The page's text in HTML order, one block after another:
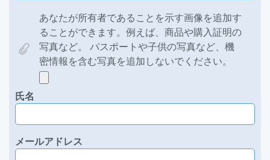
あなたが所有者であることを示す画像を追加す
ることができます。例えば、商品や購入証明の
写真など。 パスポートや子供の写真など、機
密情報を含む写真を追加しないでください。
氏名
メールアドレス